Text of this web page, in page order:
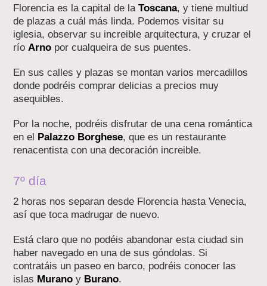
Florencia es la capital de laToscana, y tiene multiud
de plazas a cuál más linda. Podemos visitar su
iglesia, observar su increible arquitectura, y cruzar el
ríoArno por cualqueira de sus puentes.
En sus calles y plazas se montan varios mercadillos
donde podréis comprar delicias a precios muy
asequibles.
Por la noche, podréis disfrutar de una cena romántica
en el
Palazzo Borghese, que es un restaurante
renacentista con una decoración increible.
7º día
2 horas nos separan desde Florencia hasta Venecia,
así que toca madrugar de nuevo.
Está claro que no podéis abandonar esta ciudad sin
haber navegado en una de sus góndolas. Si
contratáis un paseo en barco, podréis conocer las
islas Murano y Burano.